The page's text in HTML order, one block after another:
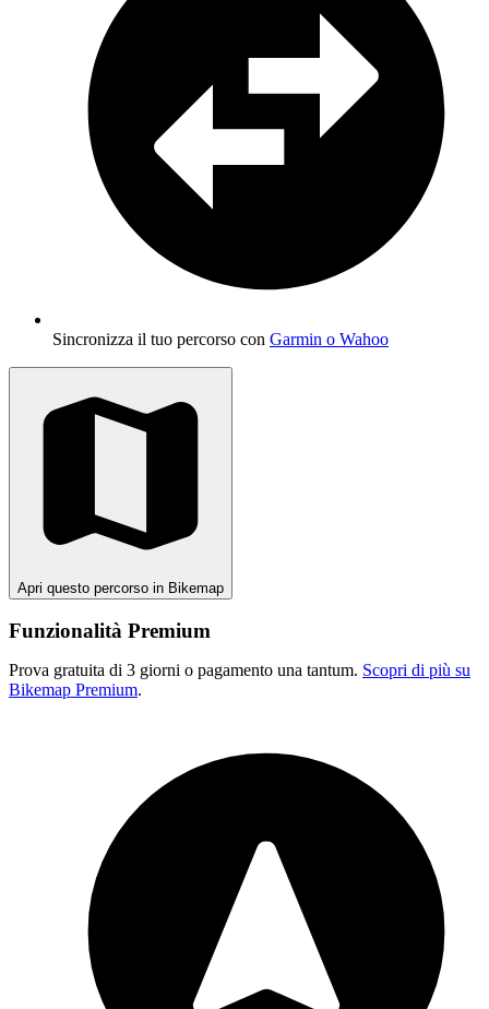
Sincronizza il tuo percorso con Garmin o Wahoo
Apri questo percorso in Bikemap
Funzionalità Premium
Prova gratuita di 3 giorni o pagamento una tantum. Scopri di più su
Bikemap Premium.